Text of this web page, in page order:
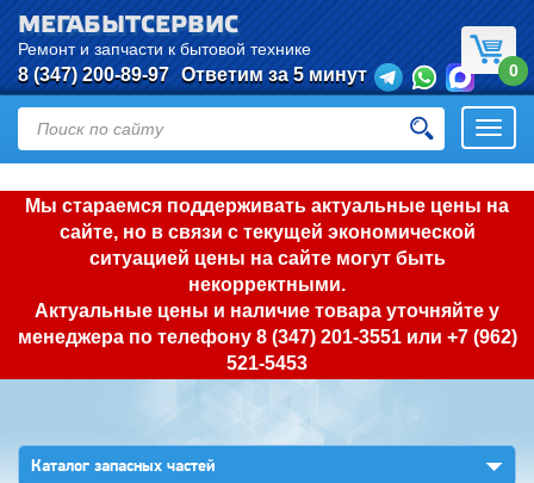
Мы стараемся поддерживать актуальные цены на
сайте, но в связи с текущей экономической
ситуацией цены на сайте могут быть
некорректными.
Актуальные цены и наличие товара уточняйте у
менеджера по телефону 8 (347) 201-3551или +7 (962)
521-5453
МЕГАБЫТСЕРВИС
Ремонт и запчасти к бытовой технике
8 (347) 200-89-97 Ответим за 5 минут 0
Каталог запасных частей ▼